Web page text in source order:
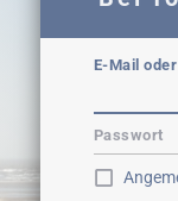
E-Mail
Passwort